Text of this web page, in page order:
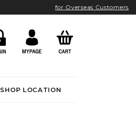
for Overseas Customers
SHOP LOCATION